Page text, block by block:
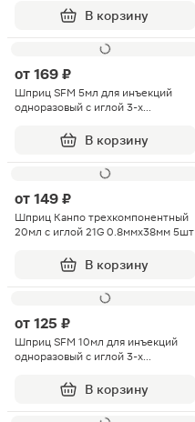
В корзину
от 169 ₽
Шприц SFM 5мл для инъекций
одноразовый с иглой 3-х
В корзину
от 149 ₽
Шприц Канпо трехкомпонентный
20мл с иглой 21G 0.8ммх38мм 5шт
В корзину
от 125 ₽
Шприц SFM 10мл для инъекций
одноразовый с иглой 3-х
В корзину